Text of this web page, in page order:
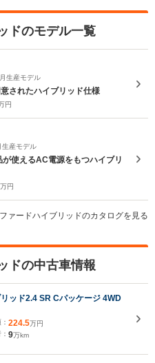
ドのモデル一覧
生産モデル
されたハイブリッド仕様
円
産モデル
使えるAC電源をもつハイブリ
万円
ァードハイブリッドのカタログを見る
ドの中古車情報
ッド2.4 SR Cパッケージ 4WD
224.5万円
9万km